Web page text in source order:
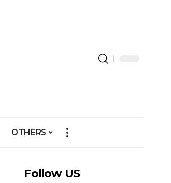
OTHERS
Follow US